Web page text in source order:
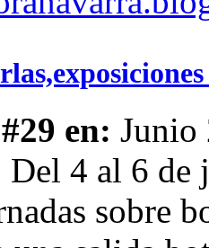
en: Junio
4 al 6 de
sobre